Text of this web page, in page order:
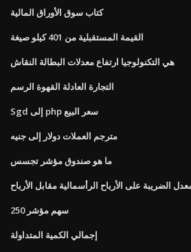
كتاب سوق الأوراق المالية
القيمة المستقبلية من 401 كيلو صيغة
هي التكنولوجيا ارتفاع معدلات البطالة النقاش
التجارة العادلة القهوة الرسم
Sgd إلى php سعر البيع
مترجم العملات دولار إلى جنيه
ما هو صندوق مؤشر تجسس
الضريبة على الأرباح الرأسمالية مقابل الأرباح
250 سهم مؤشر
إجمالي الكمية المتداولة